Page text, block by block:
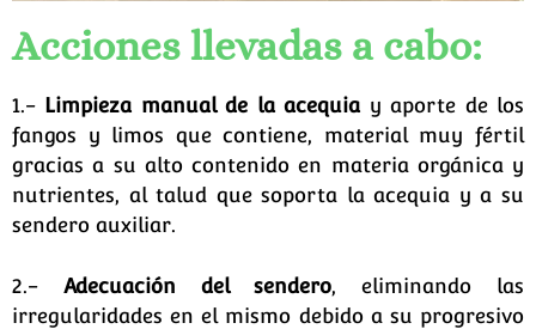
Acciones llevadas a cabo:
1.- Limpieza manual de la acequia y aporte de los
fangos y limos que contiene, material muy fértil
gracias a su alto contenido en materia orgánica y
nutrientes, al talud que soporta la acequia y a su
sendero auxiliar.
2.- Adecuación del sendero, eliminando las
irregularidades en el mismo debido a su progresivo